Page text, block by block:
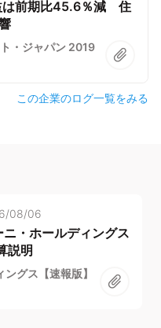
は前期比45.6％減 住
・ジャパン 2019
この企業のログ一覧をみる
08/06
ニ・ホールディングス
説明
グス【速報版】